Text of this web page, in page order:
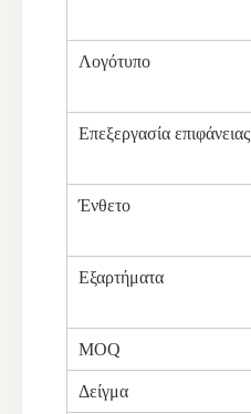
Λογότυπο
Επεξεργασία επιφάνειας
Ένθετο
Εξαρτήματα
MOQ
Δείγμα